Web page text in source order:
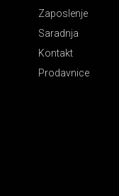
Zaposlenje
Saradnja
Kontakt
Prodavnice